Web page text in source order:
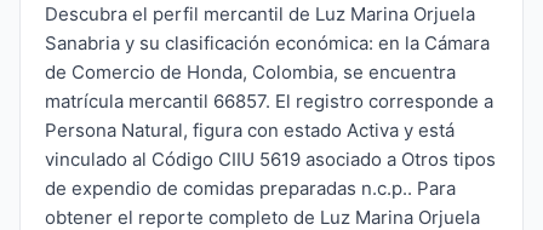
Descubra el perfil mercantil de Luz Marina Orjuela
Sanabria y su clasificación económica: en la Cámara
de Comercio de Honda, Colombia, se encuentra
matrícula mercantil 66857. El registro corresponde a
Persona Natural, figura con estado Activa y está
vinculado al Código CIIU 5619 asociado a Otros tipos
de expendio de comidas preparadas n.c.p.. Para
obtener el reporte completo de Luz Marina Orjuela